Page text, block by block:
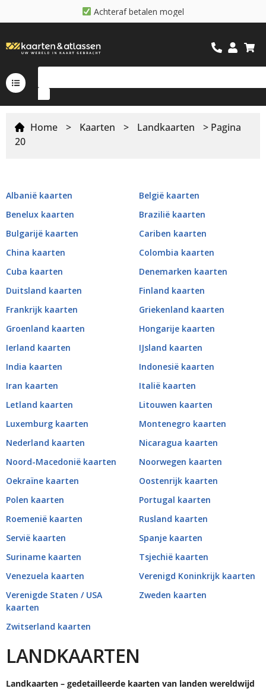
Achteraf betalen mogel
Home > Kaarten > Landkaarten
> Pagina
20
Albanië kaarten
België kaarten
Benelux kaarten
Brazilië kaarten
Bulgarijë kaarten
Cariben kaarten
China kaarten
Colombia kaarten
Cuba kaarten
Denemarken kaarten
Duitsland kaarten
Finland kaarten
Frankrijk kaarten
Griekenland kaarten
Groenland kaarten
Hongarije kaarten
Ierland kaarten
IJsland kaarten
India kaarten
Indonesië kaarten
Iran kaarten
Italië kaarten
Letland kaarten
Litouwen kaarten
Luxemburg kaarten
Montenegro kaarten
Nederland kaarten
Nicaragua kaarten
Noord-Macedonië kaarten
Noorwegen kaarten
Oekraïne kaarten
Oostenrijk kaarten
Polen kaarten
Portugal kaarten
Roemenië kaarten
Rusland kaarten
Servië kaarten
Spanje kaarten
Suriname kaarten
Tsjechië kaarten
Venezuela kaarten
Verenigd Koninkrijk kaarten
Verenigde Staten / USA
kaarten
Zweden kaarten
Zwitserland kaarten
LANDKAARTEN
Landkaarten – gedetailleerde kaarten van landen wereldwijd